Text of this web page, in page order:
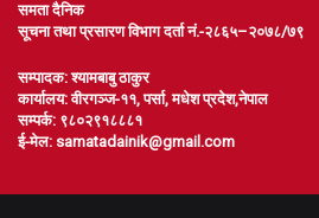
समता दैनिक
सूचना तथा प्रसारण विभाग दर्ता नं.-२८६५–२०७८/७९
सम्पादक: श्यामबाबु ठाकुर
कार्यालय: वीरगञ्ज-११, पर्सा, मधेश प्रदेश,नेपाल
सम्पर्क: ९८०२९१८८८१
ई-मेल: samatadainik@gmail.com